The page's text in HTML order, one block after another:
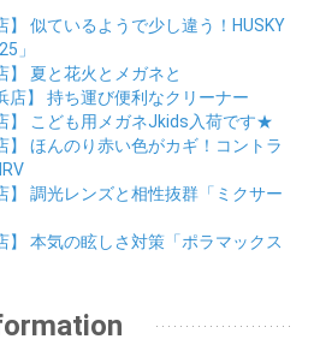
】 似ているようで少し違う！HUSKY
」
】 夏と花火とメガネと
店】 持ち運び便利なクリーナー
】 こども用メガネJkids入荷です★
】 ほんのり赤い色がカギ！コントラ
】 調光レンズと相性抜群「ミクサー
】 本気の眩しさ対策「ポラマックス